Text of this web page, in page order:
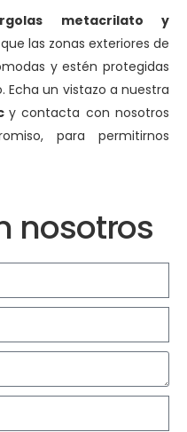
metacrilato y
las zonas exteriores de
y estén protegidas
Echa un vistazo a nuestra
y contacta con nosotros
para permitirnos
nosotros